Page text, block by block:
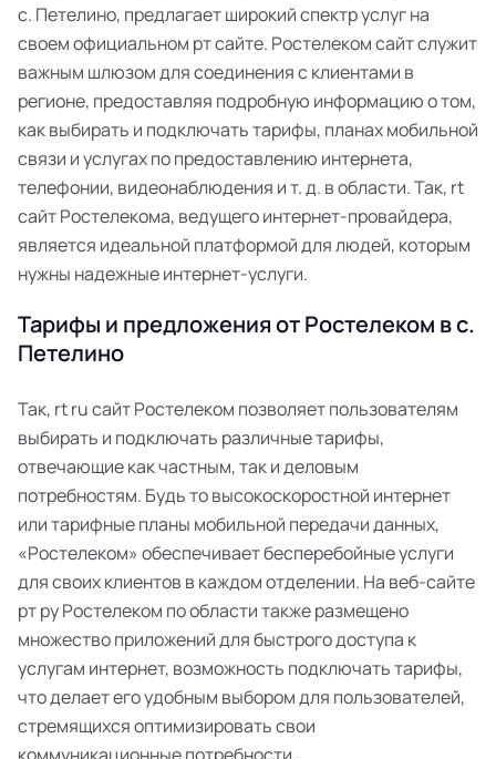
с. Петелино, предлагает широкий спектр услуг на
своем официальном рт сайте. Ростелеком сайт служит
важным шлюзом для соединения с клиентами в
регионе, предоставляя подробную информацию о том,
как выбирать и подключать тарифы, планах мобильной
связи и услугах по предоставлению интернета,
телефонии, видеонаблюдения и т. д. в области. Так, rt
сайт Ростелекома, ведущего интернет-провайдера,
является идеальной платформой для людей, которым
нужны надежные интернет-услуги.
Тарифы и предложения от Ростелеком в с.
Петелино
Так, rt ru сайт Ростелеком позволяет пользователям
выбирать и подключать различные тарифы,
отвечающие как частным, так и деловым
потребностям. Будь то высокоскоростной интернет
или тарифные планы мобильной передачи данных,
«Ростелеком» обеспечивает бесперебойные услуги
для своих клиентов в каждом отделении. На веб-сайте
рт ру Ростелеком по области также размещено
множество приложений для быстрого доступа к
услугам интернет, возможность подключать тарифы,
что делает его удобным выбором для пользователей,
стремящихся оптимизировать свои